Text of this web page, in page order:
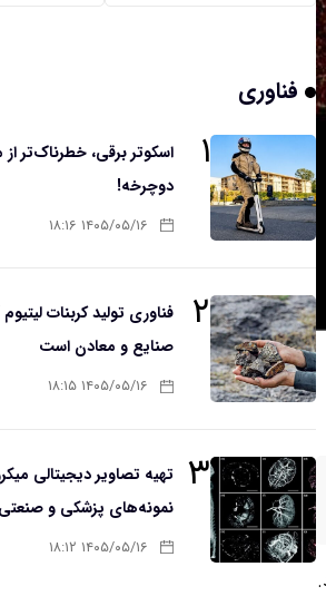
فناوری
۱
اسکوتر برقی، خطرناک‌تر
دوچرخه!
۱۴۰۵/۰۵/۱۶ ۱۸:۱۶
۲
فناوری تولید کربنات لیتیوم
صنایع و معادن است
۱۴۰۵/۰۵/۱۶ ۱۸:۱۵
۳
تهیه تصاویر دیجیتالی
نمونه‌های پزشکی و صنعتی
۱۴۰۵/۰۵/۱۶ ۱۸:۱۲